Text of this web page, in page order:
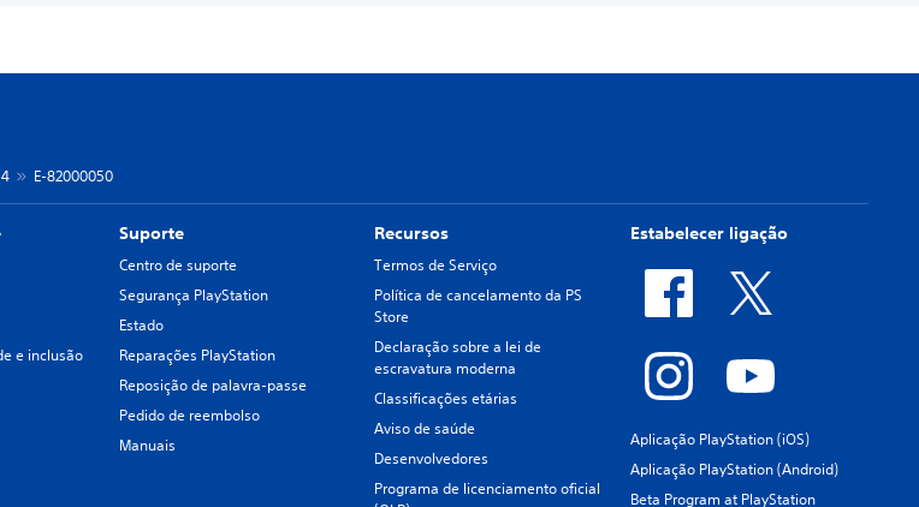
E-82000050
e inclusão
Suporte
Centro de suporte
Segurança PlayStation
Estado
Reparações PlayStation
Reposição de palavra-passe
Pedido de reembolso
Manuais
Recursos
Termos de Serviço
Política de cancelamento da PS
Store
Declaração sobre a lei de
escravatura moderna
Classificações etárias
Aviso de saúde
Desenvolvedores
Programa de licenciamento oficial
Estabelecer ligação
Aplicação PlayStation (iOS)
Aplicação PlayStation (Android)
Beta Program at PlayStation